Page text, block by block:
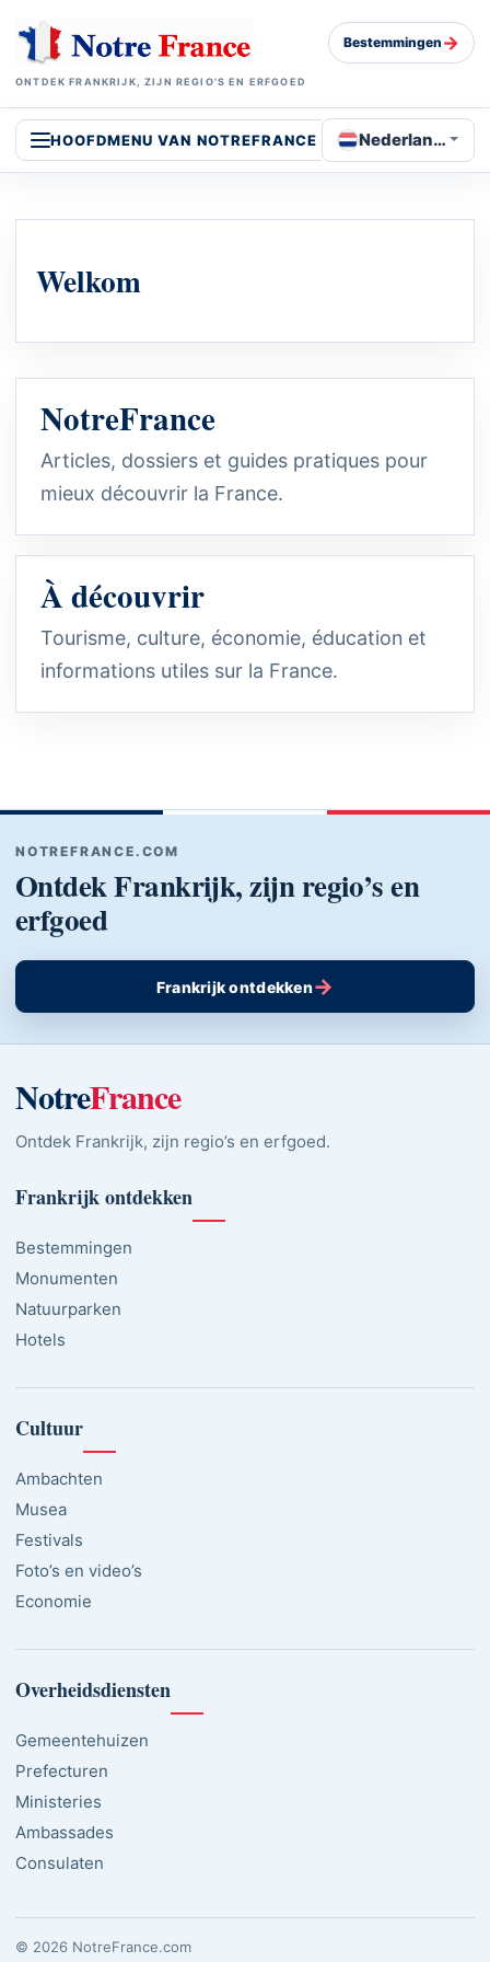
ONTDEK FRANKRIJK, ZIJN REGIO’S EN ERFGOED
Bestemmingen →
HOOFDMENU VAN NOTREFRANCE Nederlands
Welkom
NotreFrance
Articles, dossiers et guides pratiques pour
mieux découvrir la France.
À découvrir
Tourisme, culture, économie, éducation et
informations utiles sur la France.
NOTREFRANCE.COM
Ontdek Frankrijk, zijn regio’s en
erfgoed
Frankrijk ontdekken→
NotreFrance
Ontdek Frankrijk, zijn regio’s en erfgoed.
Frankrijk ontdekken
Bestemmingen
Monumenten
Natuurparken
Hotels
Cultuur
Ambachten
Musea
Festivals
Foto’s en video’s
Economie
Overheidsdiensten
Gemeentehuizen
Prefecturen
Ministeries
Ambassades
Consulaten
© 2026 NotreFrance.com